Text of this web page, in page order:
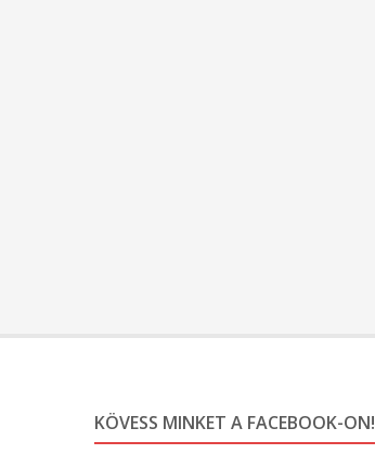
KÖVESS MINKET A FACEBOOK-ON!